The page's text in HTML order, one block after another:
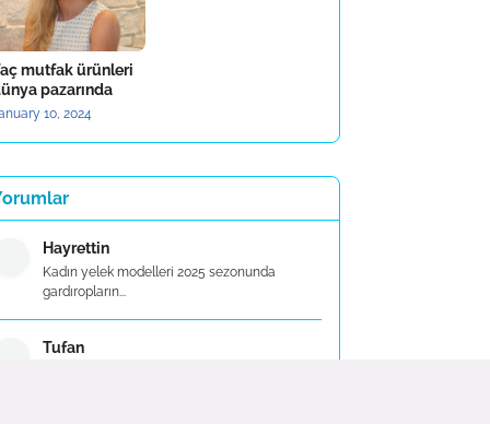
mutfak ürünleri
pazarında
10, 2024
Hayrettin
Kadın yelek modelleri 2025 sezonunda
gardıropların...
Tufan